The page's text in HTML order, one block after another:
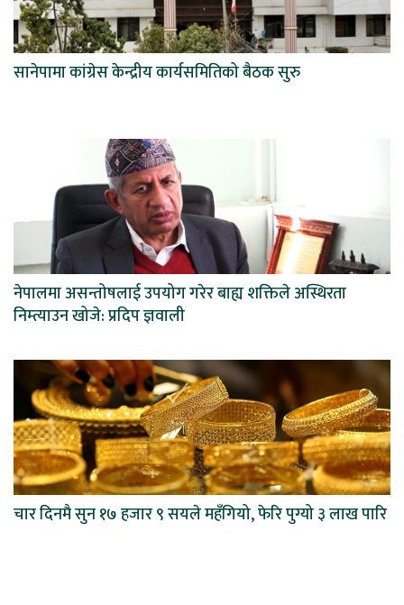
सानेपामा कांग्रेस केन्द्रीय कार्यसमितिको बैठक सुरु
नेपालमा असन्तोषलाई उपयोग गरेर बाह्य शक्तिले अस्थिरता
निम्त्याउन खोजे: प्रदिप ज्ञवाली
चार दिनमै सुन १७ हजार ९ सयले महँगियो, फेरि पुग्यो ३ लाख पारि